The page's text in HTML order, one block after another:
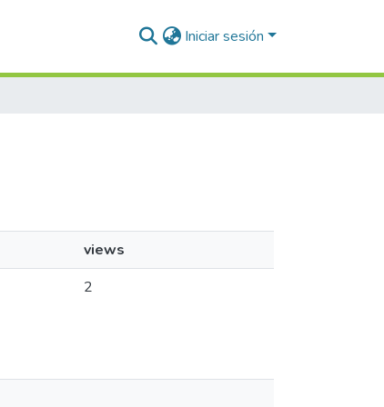
Iniciar sesión
views
2